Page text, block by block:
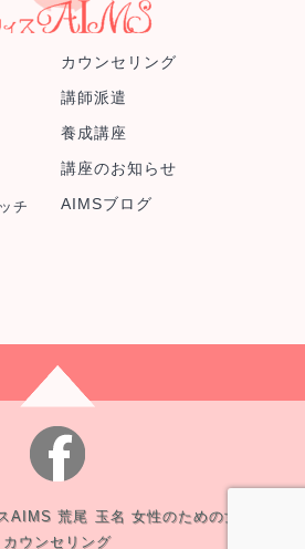
AIMS 荒尾 玉名 女性のための女性による
カウンセリング
カウンセリング
講師派遣
チ
養成講座
講座のお知らせ
AIMSブログ